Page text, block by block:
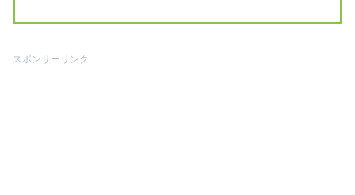
スポンサーリンク